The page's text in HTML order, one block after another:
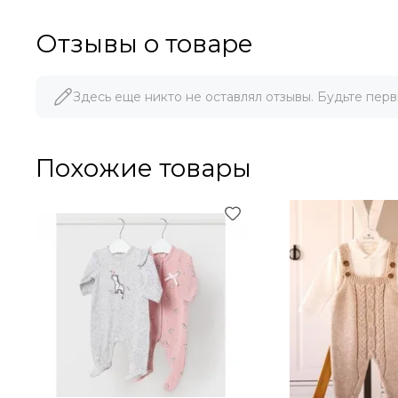
Отзывы о товаре
Здесь еще никто не оставлял отзывы. Будьте
Похожие товары